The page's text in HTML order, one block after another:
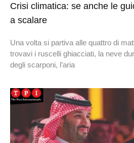
Crisi climatica: se anche le
a scalare
Una volta si partiva alle quattro di
trovavi i ruscelli ghiacciati, la neve
degli scarponi, l’aria